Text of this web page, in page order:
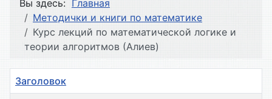
Вы здесь: Главная
Методички и книги по математике
Курс лекций по математической логике и
теории алгоритмов (Алиев)
Заголовок